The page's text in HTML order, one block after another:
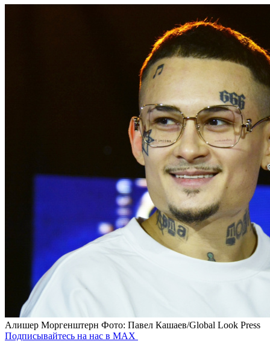
Алишер Моргенштерн Фото: Павел Кашаев/Global Look Press
Подписывайтесь на нас в MAX